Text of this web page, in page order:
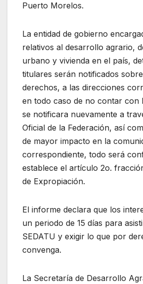
Puerto Morelos.
La entidad de gobierno
relativos al desarrollo agrario,
urbano y vivienda en el país,
titulares serán notificados
derechos, a las direcciones
en todo caso de no contar con
se notificara nuevamente a
Oficial de la Federación, así
de mayor impacto en la
correspondiente, todo será
establece el artículo 2o.
de Expropiación.
El informe declara que los
un periodo de 15 días para
SEDATU y exigir lo que por
convenga.
La Secretaría de Desarrollo